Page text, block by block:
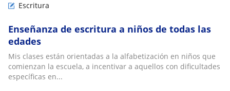
Escritura
Enseñanza de escritura a niños de todas las
edades
Mis clases están orientadas a la alfabetización en niños que
comienzan la escuela, a incentivar a aquellos con dificultades
específicas en...